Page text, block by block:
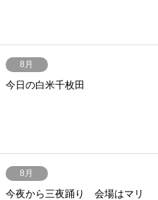
8月
今日の白米千枚田
8月
今夜から三夜踊り 会場はマリ